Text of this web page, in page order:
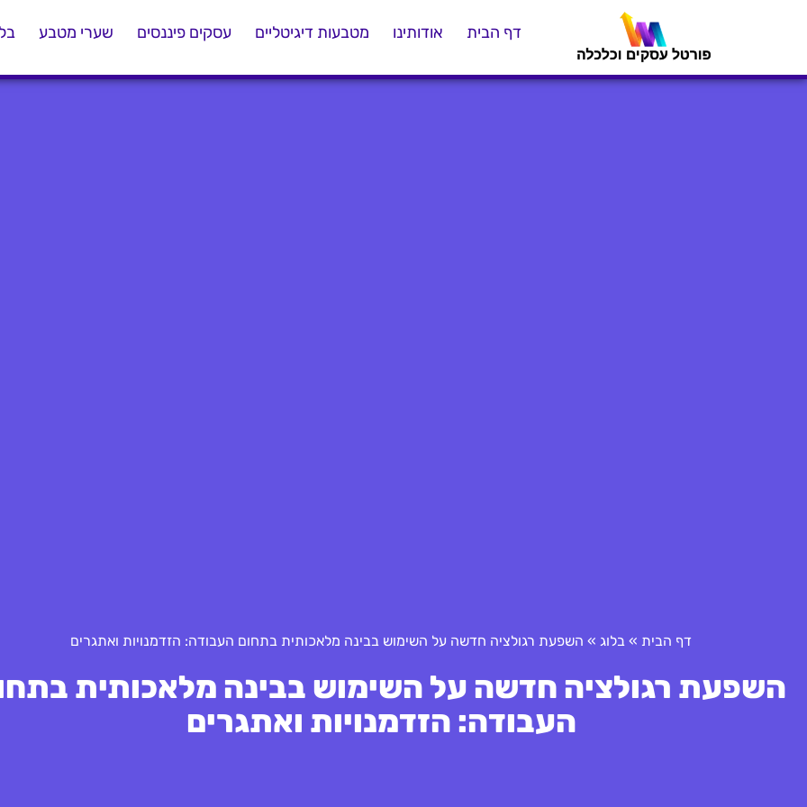
דף הבית אודותינו מטבעות דיגיטליים עסקים פיננסים שערי מטבע
דף הבית » בלוג » השפעת רגולציה חדשה על השימוש בבינה מלאכותית בתחום העבודה: הזדמנויות ואתגרים
השפעת רגולציה חדשה על השימוש בבינה מלאכותית
העבודה: הזדמנויות ואתגרים